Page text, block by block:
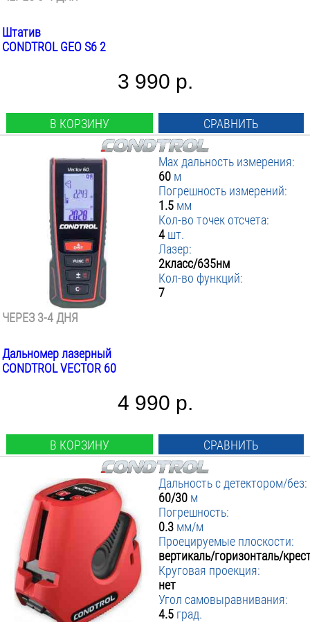
Штатив
CONDTROL GEO S6 2
3 990 р.
В КОРЗИНУ СРАВНИТЬ
Max дальность измерения:
60 м
Погрешность измерений:
1.5 мм
Кол-во точек отсчета:
4 шт.
Лазер:
2класс/635нм
Кол-во функций:
7
ЧЕРЕЗ 3-4 ДНЯ
Дальномер лазерный
CONDTROL VECTOR 60
4 990 р.
В КОРЗИНУ СРАВНИТЬ
Дальность с детектором/без:
60/30 м
Погрешность:
0.3 мм/м
Проецируемые плоскости:
вертикаль/горизонталь/
Круговая проекция:
нет
Угол самовыравнивания:
4.5 град.